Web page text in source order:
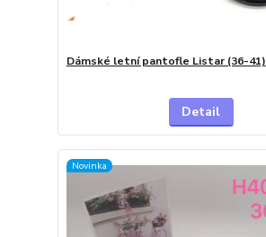
Dámské letní pantofle Listar (36-41)
Detail
Novinka